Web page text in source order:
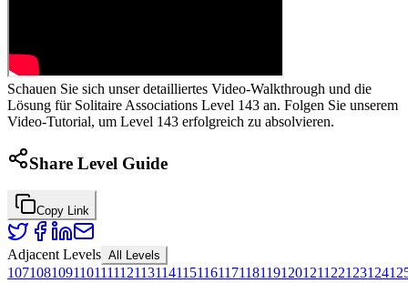
Schauen Sie sich unser detailliertes Video-Walkthrough und die
Lösung für Solitaire Associations Level 143 an. Folgen Sie unserem
Video-Tutorial, um Level 143 erfolgreich zu absolvieren.
Share Level Guide
Copy Link
Adjacent Levels All Levels
107108109110111112113114115116117118119120121122123124